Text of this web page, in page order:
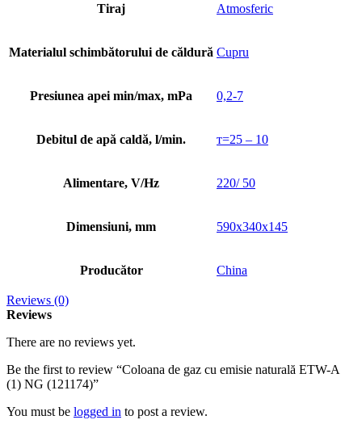
Tiraj Atmosferic
Materialul schimbătorului de căldură Cupru
Presiunea apei min/max, mPa 0,2-7
Debitul de apă caldă, l/min. т=25 – 10
Alimentare, V/Hz 220/ 50
Dimensiuni, mm 590x340x145
Producător China
Reviews (0)
Reviews
There are no reviews yet.
Be the first to review “Coloana de gaz cu emisie naturală ETW-A
(1) NG (121174)”
You must be logged in to post a review.